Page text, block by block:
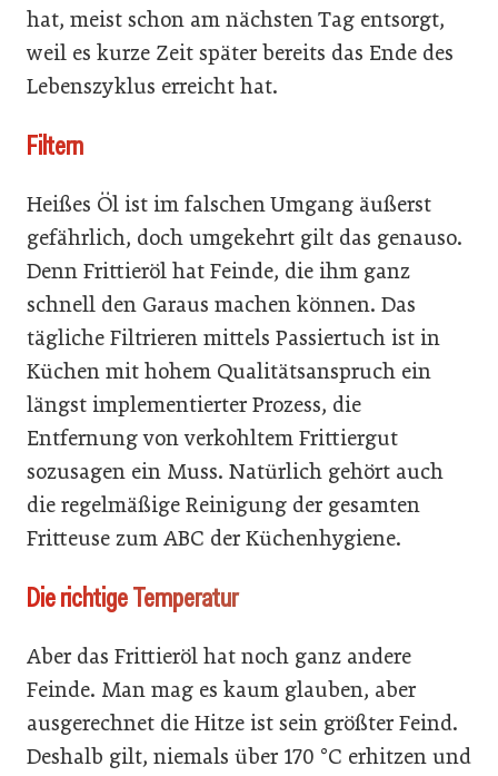
hat, meist schon am nächsten Tag entsorgt,
weil es kurze Zeit später bereits das Ende des
Lebenszyklus erreicht hat.
Filtern
Heißes Öl ist im falschen Umgang äußerst
gefährlich, doch umgekehrt gilt das genauso.
Denn Frittieröl hat Feinde, die ihm ganz
schnell den Garaus machen können. Das
tägliche Filtrieren mittels Passiertuch ist in
Küchen mit hohem Qualitätsanspruch ein
längst implementierter Prozess, die
Entfernung von verkohltem Frittiergut
sozusagen ein Muss. Natürlich gehört auch
die regelmäßige Reinigung der gesamten
Fritteuse zum ABC der Küchenhygiene.
Die richtige Temperatur
Aber das Frittieröl hat noch ganz andere
Feinde. Man mag es kaum glauben, aber
ausgerechnet die Hitze ist sein größter Feind.
Deshalb gilt, niemals über 170 °C erhitzen und